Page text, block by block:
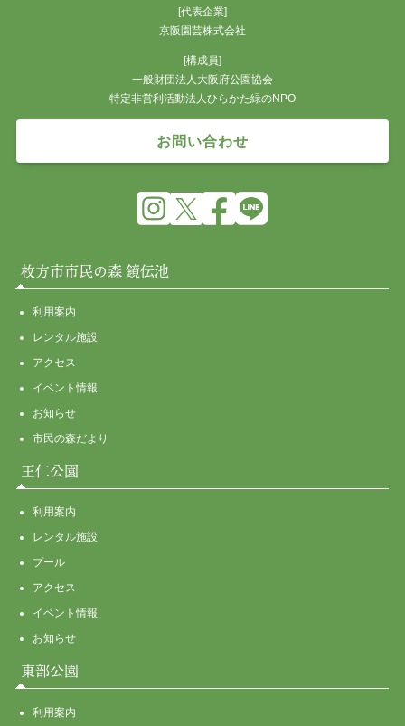
[代表企業]
京阪園芸株式会社
[構成員]
一般財団法人大阪府公園協会
特定非営利活動法人ひらかた緑のNPO
お問い合わせ
枚方市市民の森 鏡伝池
利用案内
レンタル施設
アクセス
イベント情報
お知らせ
市民の森だより
王仁公園
利用案内
レンタル施設
プール
アクセス
イベント情報
お知らせ
東部公園
利用案内